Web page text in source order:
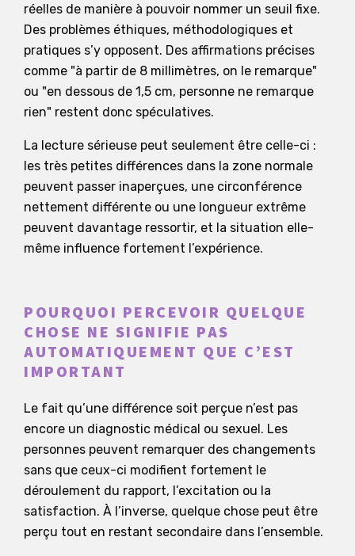
réelles de manière à pouvoir nommer un seuil fixe.
Des problèmes éthiques, méthodologiques et
pratiques s’y opposent. Des affirmations précises
comme "à partir de 8 millimètres, on le remarque"
ou "en dessous de 1,5 cm, personne ne remarque
rien" restent donc spéculatives.
La lecture sérieuse peut seulement être celle-ci :
les très petites différences dans la zone normale
peuvent passer inaperçues, une circonférence
nettement différente ou une longueur extrême
peuvent davantage ressortir, et la situation elle-
même influence fortement l’expérience.
POURQUOI PERCEVOIR QUELQUE
CHOSE NE SIGNIFIE PAS
AUTOMATIQUEMENT QUE C’EST
IMPORTANT
Le fait qu’une différence soit perçue n’est pas
encore un diagnostic médical ou sexuel. Les
personnes peuvent remarquer des changements
sans que ceux-ci modifient fortement le
déroulement du rapport, l’excitation ou la
satisfaction. À l’inverse, quelque chose peut être
perçu tout en restant secondaire dans l’ensemble.